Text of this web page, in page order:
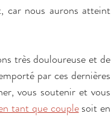
car nous aurons atteint
très douloureuse et de
par ces dernières
vous soutenir et vous
tant que couple soit en